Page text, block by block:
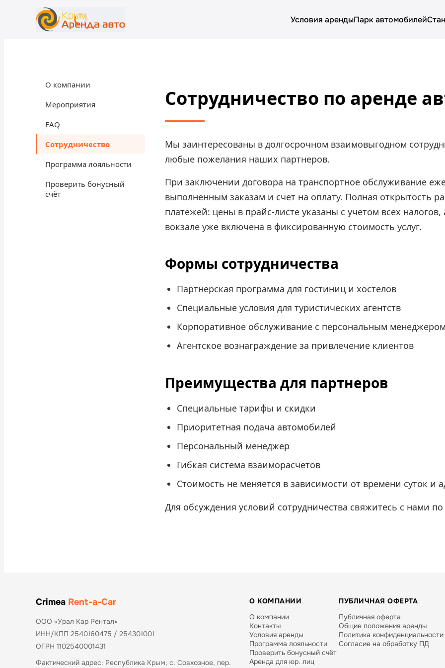
Условия арендыПарк автомобилей
Цены
О компании
Мероприятия
FAQ
Сотрудничество
Программа лояльности
Проверить бонусный
счёт
Сотрудничество по аренде
Мы заинтересованы в долгосрочном взаимовыгодном
любые пожелания наших партнеров.
При заключении договора на транспортное обслуживание
выполненным заказам и счет на оплату. Полная открытость
платежей: цены в прайс-листе указаны с учетом всех
вокзале уже включена в фиксированную стоимость услуг.
Формы сотрудничества
Партнерская программа для гостиниц и хостелов
Специальные условия для туристических агентств
Корпоративное обслуживание с персональным
Агентское вознаграждение за привлечение клиентов
Преимущества для партнеров
Специальные тарифы и скидки
Приоритетная подача автомобилей
Персональный менеджер
Гибкая система взаиморасчетов
Стоимость не меняется в зависимости от времени суток и
Для обсуждения условий сотрудничества свяжитесь с нами
Crimea Rent-a-Car
ООО «Урал Кар Рентал»
ИНН/КПП 2540160475 / 254301001
ОГРН 1102540001431
Фактический адрес: Республика Крым, с. Совхозное, пер.
О КОМПАНИИ
О компании
Контакты
Условия аренды
Программа лояльности
Проверить бонусный счёт
Аренда для юр. лиц
ПУБЛИЧНАЯ ОФЕРТА
Публичная оферта
Общие положения аренды
Политика конфиденциальности
Согласие на обработку ПД